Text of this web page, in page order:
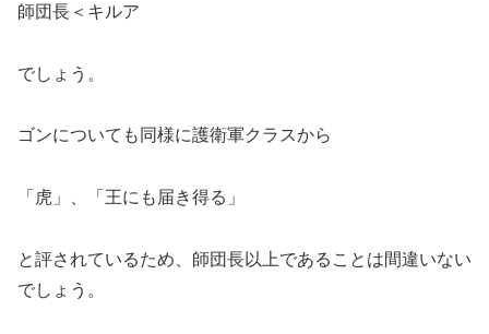
師団長＜キルア
でしょう。
ゴンについても同様に護衛軍クラスから
「虎」、「王にも届き得る」
と評されているため、師団長以上であることは間違いない
でしょう。